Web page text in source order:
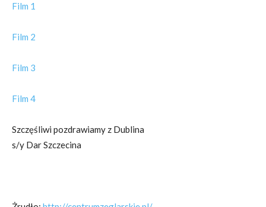
Film 1
Film 2
Film 3
Film 4
Szczęśliwi pozdrawiamy z Dublina
s/y Dar Szczecina